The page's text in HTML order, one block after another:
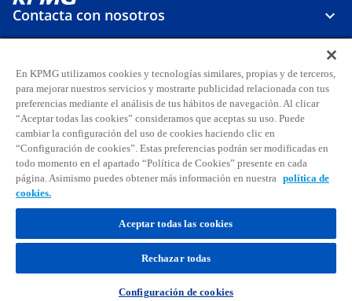
Contacta con nosotros
Sobre KPMG
Carreras
s
e
b
e
s
e
b
r
e
e
s
e
b
r
e
e
s
e
b
r
e
s
e
b
e
s
e
a
b
e
Aviso legal Privacidad Política de cookies
© 2026 KPMG, S.A., sociedad anónima española y firma miembro de la
organización global de KPMG de firmas miembro independientes
afiliadas a KPMG International Limited, sociedad inglesa limitada por
garantía. Todos los derechos reservados. Para más detalles sobre la
estructura de la organización global de KPMG, por favor
https://kpmg.com/governance.
En KPMG utilizamos cookies y tecnologías similares, propias y de terceros,
para mejorar nuestros servicios y mostrarte publicidad relacionada con tus
preferencias mediante el análisis de tus hábitos de navegación. Al clicar
“Aceptar todas las cookies” consideramos que aceptas su uso. Puede
cambiar la configuración del uso de cookies haciendo clic en
“Configuración de cookies”. Estas preferencias podrán ser modificadas en
todo momento en el apartado “Política de Cookies” presente en cada
página. Asimismo puedes obtener más información en nuestra política de
cookies.
Aceptar todas las cookies
Rechazar todas
Configuración de cookies